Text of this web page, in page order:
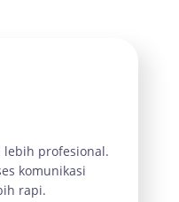
profesional.
komunikasi
rapi.